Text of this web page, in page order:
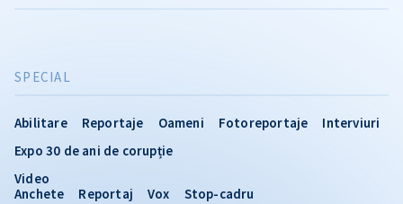
SPECIAL
Abilitare Reportaje Oameni Fotoreportaje
Interviuri
Expo 30 de ani de corupție
Video
Anchete
Reportaj Vox Stop-cadru